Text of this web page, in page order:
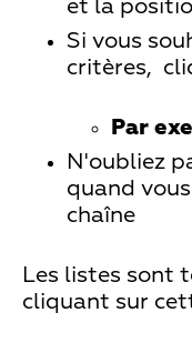
et la
Si vous
critères,
Par
N'oubliez
quand
chaîne
Les listes sont
cliquant sur